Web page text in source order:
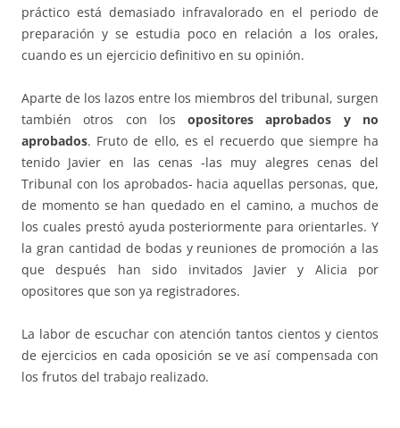
práctico está demasiado infravalorado en el periodo de
preparación y se estudia poco en relación a los orales,
cuando es un ejercicio definitivo en su opinión.
Aparte de los lazos entre los miembros del tribunal, surgen
también otros con losopositores aprobados y no
aprobados. Fruto de ello, es el recuerdo que siempre ha
tenido Javier en las cenas -las muy alegres cenas del
Tribunal con los aprobados- hacia aquellas personas, que,
de momento se han quedado en el camino, a muchos de
los cuales prestó ayuda posteriormente para orientarles. Y
la gran cantidad de bodas y reuniones de promoción a las
que después han sido invitados Javier y Alicia por
opositores que son ya registradores.
La labor de escuchar con atención tantos cientos y cientos
de ejercicios en cada oposición se ve así compensada con
los frutos del trabajo realizado.